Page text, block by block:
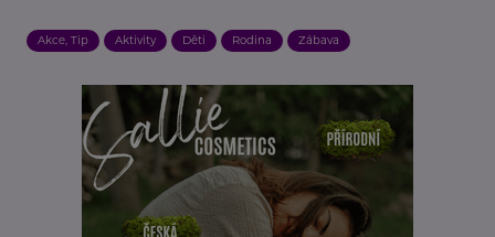
Akce, Tip Aktivity Děti Rodina Zábava